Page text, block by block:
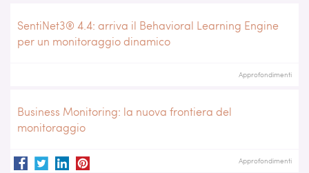
SentiNet3® 4.4: arriva il Behavioral Learning Engine
per un monitoraggio dinamico
Approfondimenti
Business Monitoring: la nuova frontiera del
monitoraggio
Approfondimenti